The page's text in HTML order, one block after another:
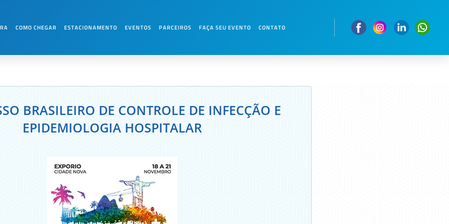
COMO CHEGAR ESTACIONAMENTO EVENTOS PARCEIROS FAÇA SEU EVENTO CONTATO
CONTROLE DE INFECÇÃO E EPIDEMIOLOGIA HOSPITALAR
BRASILEIRO DE CONTROLE DE INFECÇÃO E
EPIDEMIOLOGIA HOSPITALAR